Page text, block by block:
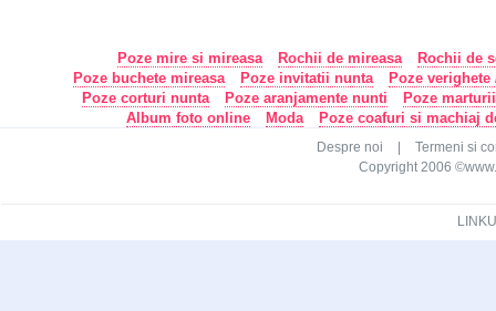
Poze mire si mireasa Rochii de mireasa
Rochii de
Poze buchete mireasa
Poze invitatii nunta
Poze
Poze corturi nunta
Poze aranjamente nunti
Poze
Album foto online
Moda Poze coafuri si machiaj
Despre noi
Termeni si
Copyright 2006